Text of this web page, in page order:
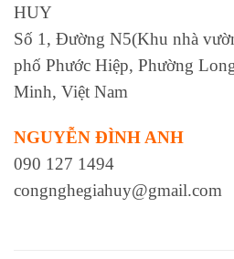
HUY
Số 1, Đường N5(Khu nhà
phố Phước Hiệp, Phường
Minh, Việt Nam
NGUYỄN ĐÌNH ANH
090 127 1494
congnghegiahuy@gmail.com